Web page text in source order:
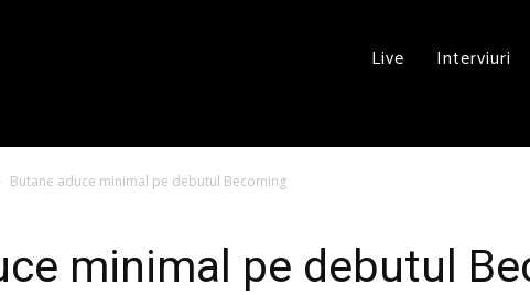
Live Interviuri
Butane aduce minimal pe debutul Becoming
minimal pe debutul